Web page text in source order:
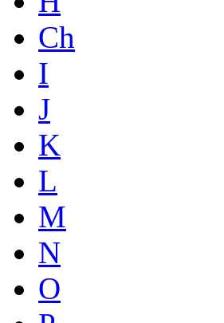
Ch
I
J
K
L
M
N
O